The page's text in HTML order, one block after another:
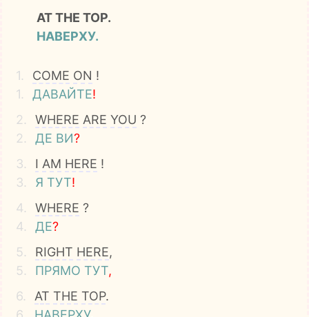
AT THE TOP.
НАВЕРХУ.
1. COME ON !
1.
ДАВАЙТЕ!
2.
WHERE ARE YOU ?
2.
ДЕ ВИ?
3.
I AM HERE !
3.
Я ТУТ!
4.
WHERE ?
4.
ДЕ?
5.
RIGHT HERE,
5.
ПРЯМО ТУТ,
6.
AT THE TOP.